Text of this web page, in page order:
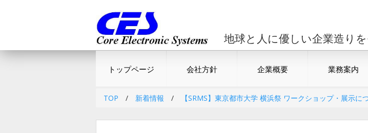
地球と人に優しい企業造り
トップページ 会社方針 企業概要 業務案内
TOP / 新着情報 / 【SRMS】東京都市大学 横浜祭 ワークショップ・展示に